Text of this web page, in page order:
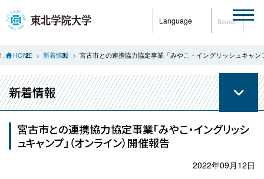
Language Search
HOME 新着情報 宮古市との連携協力協定事業「みやこ・イングリッシュキャ
新着情報
宮古市との連携協力協定事業「みやこ・イングリッシ
ュキャンプ」（オンライン）開催報告
2022年09月12日